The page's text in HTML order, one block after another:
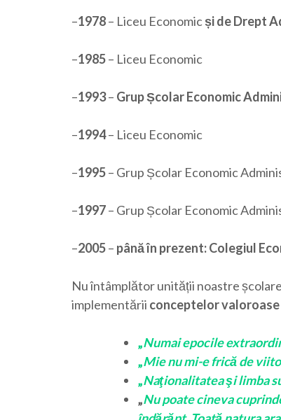
–1978– Liceu Economicși de Drept
–1985– Liceu Economic
–1993– Grup Școlar Economic
–1994– Liceu Economic
–1995– Grup Școlar Economic
–1997– Grup Școlar Economic
–2005– până în prezent: Colegiul
Nu întâmplător unității noastre
implementării conceptelor valoroase
„Numai epocile
„Mie nu mi-e frică de
„Naţionalitatea şi limba
„Nu poate cineva